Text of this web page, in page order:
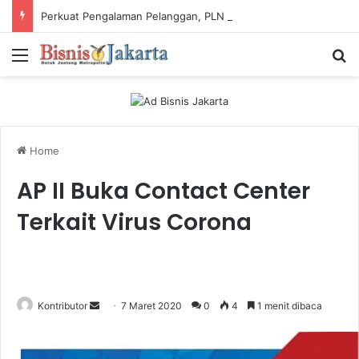
Menu
Home
AP II Buka Contact Center
Terkait Virus Corona
Kontributor 7 Maret 2020 0 4 1 menit dibaca